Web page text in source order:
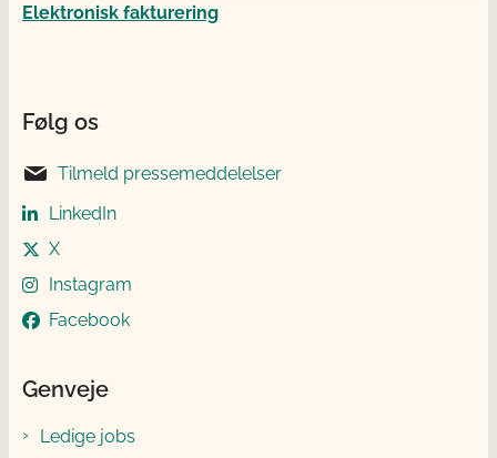
Elektronisk fakturering
Følg os
Tilmeld pressemeddelelser
LinkedIn
X
Instagram
Facebook
Genveje
Ledige jobs